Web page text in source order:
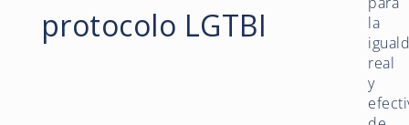
protocolo LGTBI
la
real
y